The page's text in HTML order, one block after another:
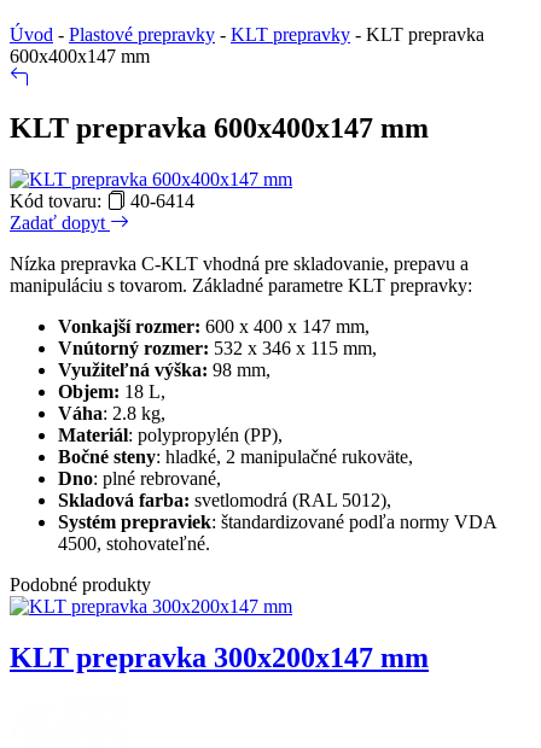
Úvod - Plastové prepravky - KLT prepravky - KLT prepravka
600x400x147 mm
KLT prepravka 600x400x147 mm
Kód tovaru:
40-6414
Zadať dopyt
Nízka prepravka C-KLT vhodná pre skladovanie, prepavu a
manipuláciu s tovarom. Základné parametre KLT prepravky:
Vonkajší rozmer: 600 x 400 x 147 mm,
Vnútorný rozmer: 532 x 346 x 115 mm,
Využiteľná výška: 98 mm,
Objem: 18 L,
Váha: 2.8 kg,
Materiál: polypropylén (PP),
Bočné steny: hladké, 2 manipulačné rukoväte,
Dno: plné rebrované,
Skladová farba: svetlomodrá (RAL 5012),
Systém prepraviek: štandardizované podľa normy VDA
4500, stohovateľné.
Podobné produkty
KLT prepravka 300x200x147 mm